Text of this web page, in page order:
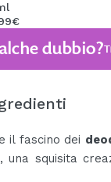
dubbio?
il fascino dei
squisita
ed essenze